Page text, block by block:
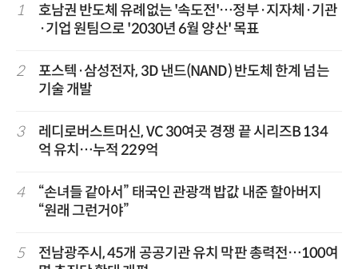
1
호남권 반도체 유례없는 '속도전'…정부·지자체·기관
·기업 원팀으로 '2030년 6월 양산' 목표
2
포스텍·삼성전자, 3D 낸드(NAND) 반도체 한계 넘는
기술 개발
3
레디로버스트머신, VC 30여곳 경쟁 끝 시리즈B 134
억 유치…누적 229억
4
“손녀들 같아서” 태국인 관광객 밥값 내준 할아버지
“원래 그런거야”
5
전남광주시, 45개 공공기관 유치 막판 총력전…100여